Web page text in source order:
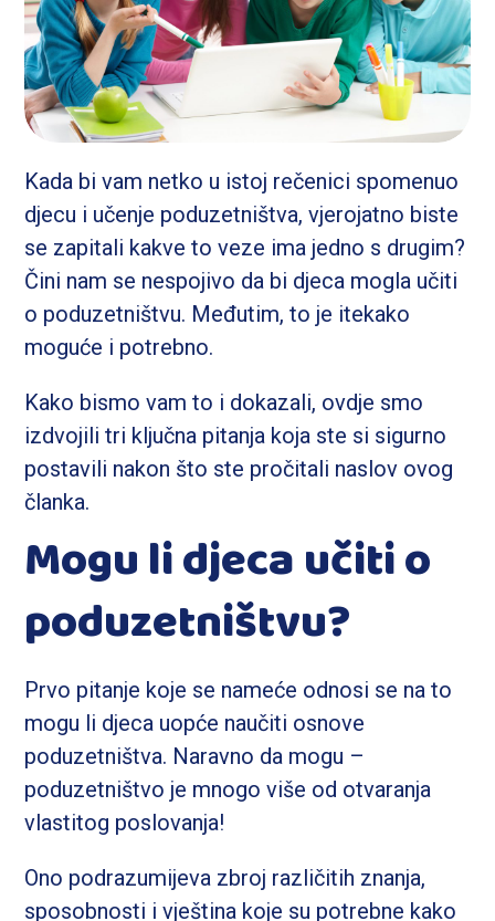
Kada bi vam netko u istoj rečenici spomenuo
djecu i učenje poduzetništva, vjerojatno biste
se zapitali kakve to veze ima jedno s drugim?
Čini nam se nespojivo da bi djeca mogla učiti
o poduzetništvu. Međutim, to je itekako
moguće i potrebno.
Kako bismo vam to i dokazali, ovdje smo
izdvojili tri ključna pitanja koja ste si sigurno
postavili nakon što ste pročitali naslov ovog
članka.
Mogu li djeca učiti o
poduzetništvu?
Prvo pitanje koje se nameće odnosi se na to
mogu li djeca uopće naučiti osnove
poduzetništva. Naravno da mogu –
poduzetništvo je mnogo više od otvaranja
vlastitog poslovanja!
Ono podrazumijeva zbroj različitih znanja,
sposobnosti i vještina koje su potrebne kako